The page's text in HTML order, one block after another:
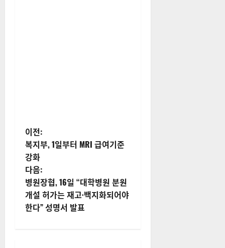
게
시
물
내
이전:
복지부, 1일부터 MRI 급여기준
강화
다음:
병원장협, 16일 “대학병원 분원
개설 허가는 재고·백지화되어야
한다” 성명서 발표